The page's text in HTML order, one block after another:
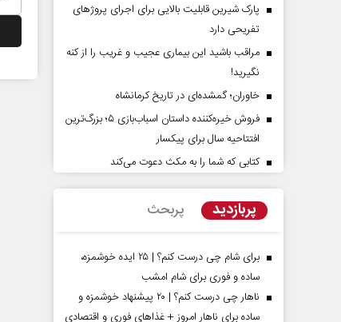
پارک شیرین قابلیت‌ بالایی برای اجرای پروژهای
تفریحی دارد
مراقب باشید این بیماری عجیب و غریب را از کنه
نگیرید!
خاوران؛ گمشده‌ای در تاریخ کرمانشاه
فروش خیره‌کننده داستان اسباب‌بازی ۵؛ بزرگ‌ترین
افتتاحیه سال برای پیکسار
کتابی که شما را به مکث دعوت می‌کند
پربازدید پربحث
برای شام چی درست کنم؟ | ۲۵ ایده خوشمزه،
ساده و فوری برای شام امشب
ناهار چی درست کنم؟ | ۲۰ پیشنهاد خوشمزه و
ساده برای ناهار امروز + غذاهای فوری و اقتصادی
در برابر
اجتماعی رضا سپهوند - سخنگوی کمیسیون انرژی مجلس